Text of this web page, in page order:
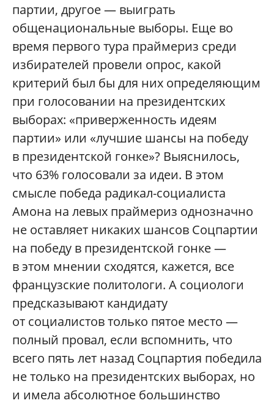
партии, другое — выиграть
общенациональные выборы. Еще во
время первого тура праймериз среди
избирателей провели опрос, какой
критерий был бы для них определяющим
при голосовании на президентских
выборах: «приверженность идеям
партии» или «лучшие шансы на победу
в президентской гонке»? Выяснилось,
что 63% голосовали за идеи. В этом
смысле победа радикал-социалиста
Амона на левых праймериз однозначно
не оставляет никаких шансов Соцпартии
на победу в президентской гонке —
в этом мнении сходятся, кажется, все
французские политологи. А социологи
предсказывают кандидату
от социалистов только пятое место —
полный провал, если вспомнить, что
всего пять лет назад Соцпартия победила
не только на президентских выборах, но
и имела абсолютное большинство